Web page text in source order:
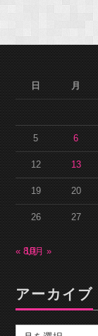
日
月
5 6
12 13
19 20
26 27
« 8月
10月 »
アーカイブ